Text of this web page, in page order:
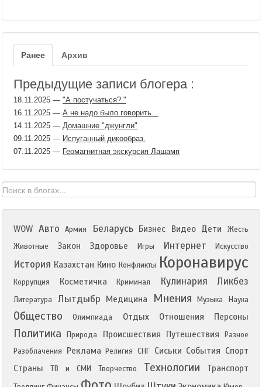
Ранее Архив
Предыдущие записи блогера :
18.11.2025 — "А постучаться? "
16.11.2025 — А не надо было говорить...
14.11.2025 — Домашние "джунгли"
09.11.2025 — Испуганный дикообраз.
07.11.2025 — Геомагнитная экскурсия Лашамп
WOW Авто Армия Беларусь Бизнес Видео Дети
Жесть
Животные
Закон Здоровье Игры Интернет Искусство
История Казахстан Кино Конфликты Коронавирус
Коррупция Косметичка Криминал Кулинария Ликбез
Литература Лытдыбр Медицина Мнения Музыка Наука
Общество Олимпиада Отдых Отношения Персоны
Политика Природа Происшествия Путешествия
Разное
Разоблачения
Реклама Религия СНГ Сиськи События Спорт
Страны
ТВ и СМИ Творчество Технологии Транспорт